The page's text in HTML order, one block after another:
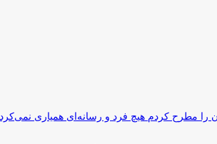
را مطرح کردم هیچ فرد و رسانه‌ای همیاری نمی‌کرد